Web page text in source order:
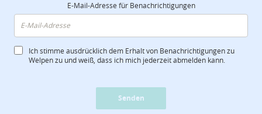
E-Mail-Adresse für Benachrichtigungen
Ich stimme ausdrücklich dem Erhalt von Benachrichtigungen zu
Welpen zu und weiß, dass ich mich jederzeit abmelden kann.
Senden